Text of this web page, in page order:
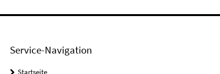
Service-Navigation
Startseite